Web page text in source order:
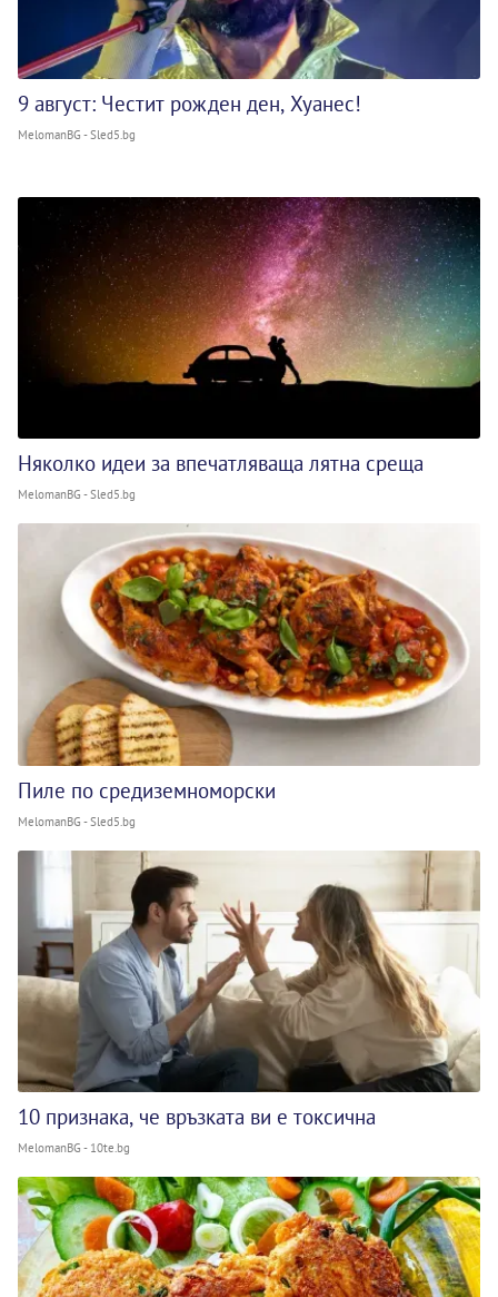
9 август: Честит рожден ден, Хуанес!
MelomanBG - Sled5.bg
Няколко идеи за впечатляваща лятна среща
MelomanBG - Sled5.bg
Пиле по средиземноморски
MelomanBG - Sled5.bg
10 признака, че връзката ви е токсична
MelomanBG - 10te.bg